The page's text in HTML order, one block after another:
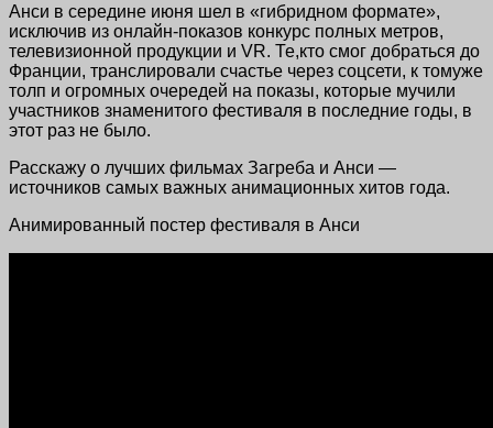
Анси в середине июня шел в «гибридном формате»,
исключив из онлайн-показов конкурс полных метров,
телевизионной продукции и VR. Те,кто смог добраться до
Франции, транслировали счастье через соцсети, к томуже
толп и огромных очередей на показы, которые мучили
участников знаменитого фестиваля в последние годы, в
этот раз не было.
Расскажу о лучших фильмах Загреба и Анси —
источников самых важных анимационных хитов года.
Анимированный постер фестиваля в Анси